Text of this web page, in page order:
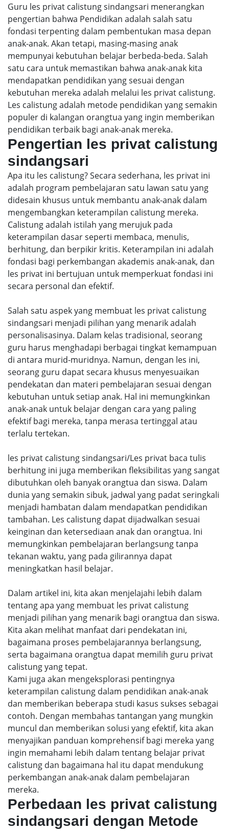
Guru les privat calistung sindangsari menerangkan
pengertian bahwa Pendidikan adalah salah satu
fondasi terpenting dalam pembentukan masa depan
anak-anak. Akan tetapi, masing-masing anak
mempunyai kebutuhan belajar berbeda-beda. Salah
satu cara untuk memastikan bahwa anak-anak kita
mendapatkan pendidikan yang sesuai dengan
kebutuhan mereka adalah melalui les privat calistung.
Les calistung adalah metode pendidikan yang semakin
populer di kalangan orangtua yang ingin memberikan
pendidikan terbaik bagi anak-anak mereka.
Pengertian les privat calistung
sindangsari
Apa itu les calistung? Secara sederhana, les privat ini
adalah program pembelajaran satu lawan satu yang
didesain khusus untuk membantu anak-anak dalam
mengembangkan keterampilan calistung mereka.
Calistung adalah istilah yang merujuk pada
keterampilan dasar seperti membaca, menulis,
berhitung, dan berpikir kritis. Keterampilan ini adalah
fondasi bagi perkembangan akademis anak-anak, dan
les privat ini bertujuan untuk memperkuat fondasi ini
secara personal dan efektif.
Salah satu aspek yang membuat les privat calistung
sindangsari menjadi pilihan yang menarik adalah
personalisasinya. Dalam kelas tradisional, seorang
guru harus menghadapi berbagai tingkat kemampuan
di antara murid-muridnya. Namun, dengan les ini,
seorang guru dapat secara khusus menyesuaikan
pendekatan dan materi pembelajaran sesuai dengan
kebutuhan untuk setiap anak. Hal ini memungkinkan
anak-anak untuk belajar dengan cara yang paling
efektif bagi mereka, tanpa merasa tertinggal atau
terlalu tertekan.
les privat calistung sindangsari/Les privat baca tulis
berhitung ini juga memberikan fleksibilitas yang sangat
dibutuhkan oleh banyak orangtua dan siswa. Dalam
dunia yang semakin sibuk, jadwal yang padat seringkali
menjadi hambatan dalam mendapatkan pendidikan
tambahan. Les calistung dapat dijadwalkan sesuai
keinginan dan ketersediaan anak dan orangtua. Ini
memungkinkan pembelajaran berlangsung tanpa
tekanan waktu, yang pada gilirannya dapat
meningkatkan hasil belajar.
Dalam artikel ini, kita akan menjelajahi lebih dalam
tentang apa yang membuat les privat calistung
menjadi pilihan yang menarik bagi orangtua dan siswa.
Kita akan melihat manfaat dari pendekatan ini,
bagaimana proses pembelajarannya berlangsung,
serta bagaimana orangtua dapat memilih guru privat
calistung yang tepat.
Kami juga akan mengeksplorasi pentingnya
keterampilan calistung dalam pendidikan anak-anak
dan memberikan beberapa studi kasus sukses sebagai
contoh. Dengan membahas tantangan yang mungkin
muncul dan memberikan solusi yang efektif, kita akan
menyajikan panduan komprehensif bagi mereka yang
ingin memahami lebih dalam tentang belajar privat
calistung dan bagaimana hal itu dapat mendukung
perkembangan anak-anak dalam pembelajaran
mereka.
Perbedaan les privat calistung
sindangsari dengan Metode